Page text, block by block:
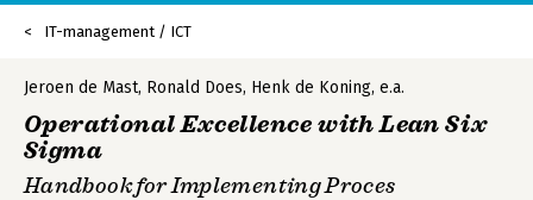
IT-management / ICT
Jeroen de Mast, Ronald Does, Henk de Koning, e.a.
Operational Excellence with Lean Six
Sigma
Handbook for Implementing Proces